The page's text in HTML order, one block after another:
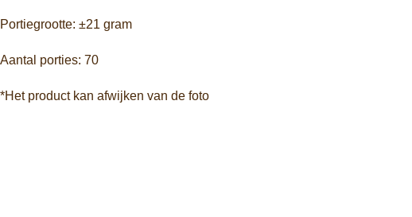
Portiegrootte: ±21 gram
Aantal porties: 70
*Het product kan afwijken van de foto